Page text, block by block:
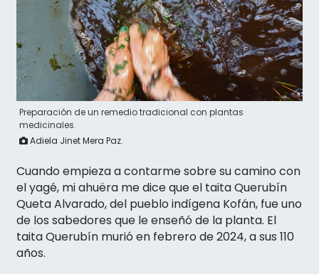
Preparación de un remedio tradicional con plantas
medicinales.
Adiela Jinet Mera Paz.
Cuando empieza a contarme sobre su camino con
el yagé, mi ahuëra me dice que el taita Querubín
Queta Alvarado, del pueblo indígena Kofán, fue uno
de los sabedores que le enseñó de la planta. El
taita Querubín murió en febrero de 2024, a sus 110
años.